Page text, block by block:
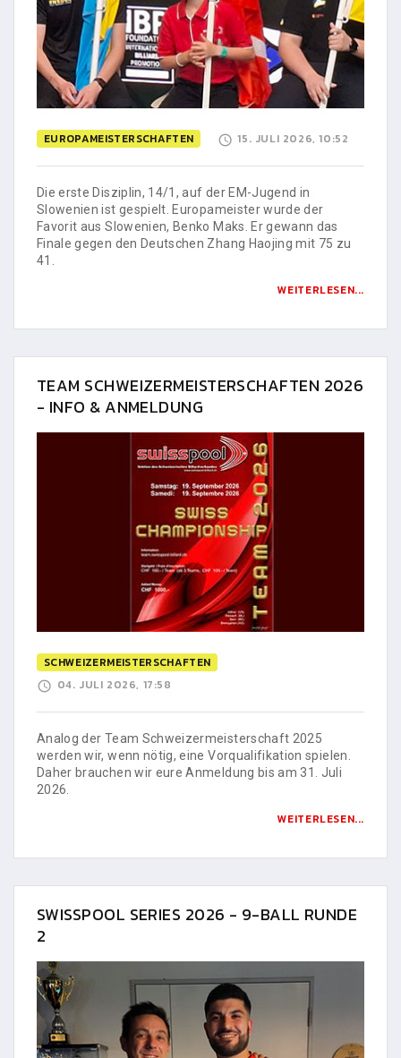
EUROPAMEISTERSCHAFTEN 15. JULI 2026, 10:52
Die erste Disziplin, 14/1, auf der EM-Jugend in
Slowenien ist gespielt. Europameister wurde der
Favorit aus Slowenien, Benko Maks. Er gewann das
Finale gegen den Deutschen Zhang Haojing mit 75 zu
41.
WEITERLESEN...
TEAM SCHWEIZERMEISTERSCHAFTEN 2026
- INFO & ANMELDUNG
SCHWEIZERMEISTERSCHAFTEN
04. JULI 2026, 17:58
Analog der Team Schweizermeisterschaft 2025
werden wir, wenn nötig, eine Vorqualifikation spielen.
Daher brauchen wir eure Anmeldung bis am 31. Juli
2026.
WEITERLESEN...
SWISSPOOL SERIES 2026 - 9-BALL RUNDE
2